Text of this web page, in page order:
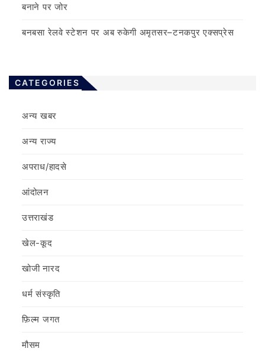
बनाने पर जोर
बनबसा रेलवे स्टेशन पर अब रुकेगी अमृतसर–टनकपुर एक्सप्रेस
CATEGORIES
अन्य खबर
अन्य राज्य
अपराध/हादसे
आंदोलन
उत्तराखंड
खेल-कूद
खोजी नारद
धर्म संस्कृति
फ़िल्‍म जगत
मौसम